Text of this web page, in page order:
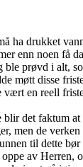
ha drukket
enn noen få
ble prøvd i alt,
møtt disse
en reell
det faktum at
men de
til dette
av Herren,